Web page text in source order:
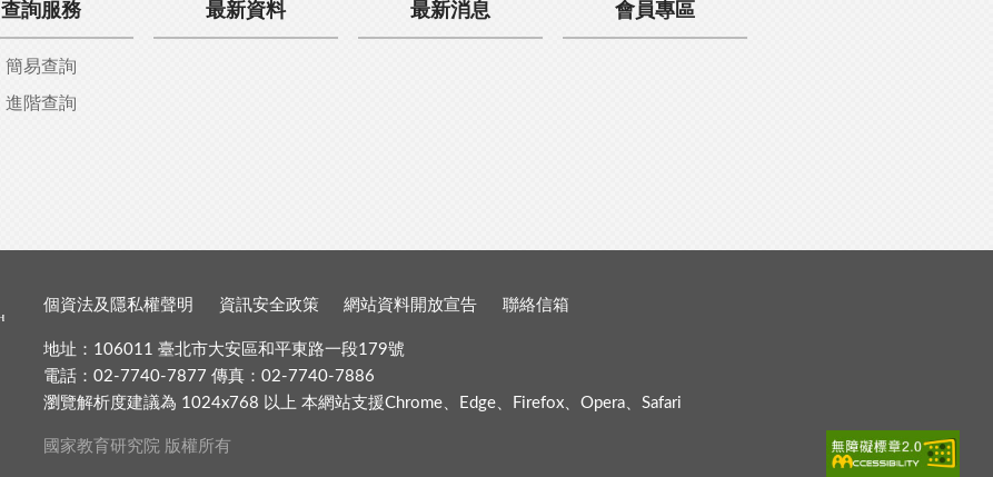
查詢服務
簡易查詢
進階查詢
最新資料 最新消息 會員專區
個資法及隱私權聲明 資訊安全政策 網站資料開放宣告 聯絡信箱
地址：106011 臺北市大安區和平東路一段179號
電話：02-7740-7877 傳真：02-7740-7886
瀏覽解析度建議為 1024x768 以上 本網站支援Chrome、Edge、Firefox、Opera、Safari
國家教育研究院 版權所有